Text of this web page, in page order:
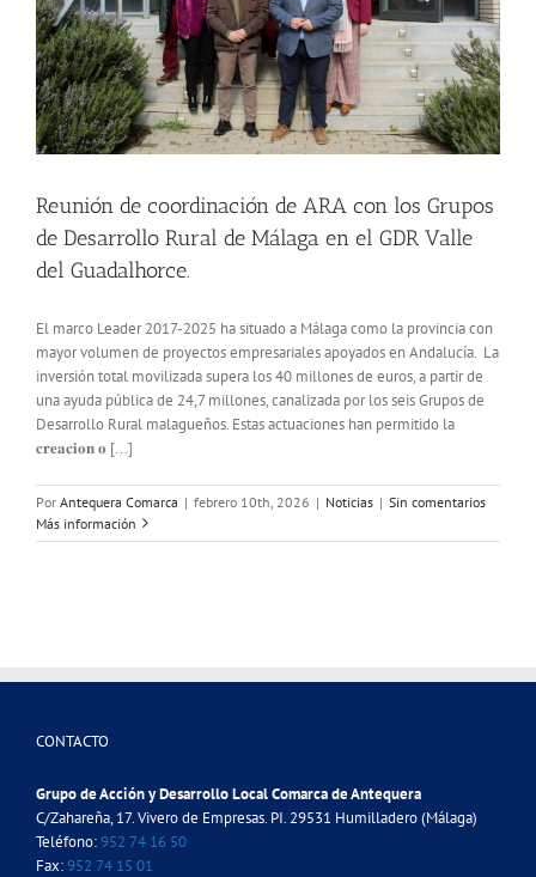
Reunión de coordinación de ARA con los Grupos
de Desarrollo Rural de Málaga en el GDR Valle
del Guadalhorce.
El marco Leader 2017-2025 ha situado a Málaga como la provincia con
mayor volumen de proyectos empresariales apoyados en Andalucía. La
inversión total movilizada supera los 40 millones de euros, a partir de
una ayuda pública de 24,7 millones, canalizada por los seis Grupos de
Desarrollo Rural malagueños. Estas actuaciones han permitido la
𝐜𝐫𝐞𝐚𝐜𝐢𝐨𝐧 𝐨 [...]
Por Antequera Comarca | febrero 10th, 2026 | Noticias | Sin comentarios
Más información
CONTACTO
Grupo de Acción y Desarrollo Local Comarca de Antequera
C/Zahareña, 17. Vivero de Empresas. PI. 29531 Humilladero (Málaga)
Teléfono:952 74 16 50
Fax:952 74 15 01